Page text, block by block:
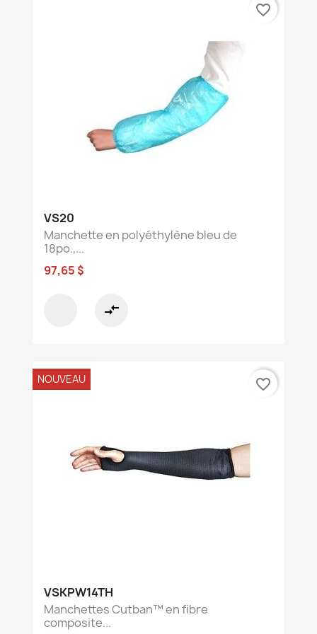
VS20
Manchette en polyéthylène bleu de
18po.,...
97,65 $
compare_arrows
favorite_border
VSKPW14TH
Manchettes Cutban™ en fibre
composite...
NOUVEAU favorite_border